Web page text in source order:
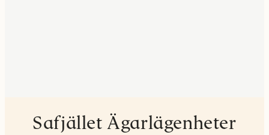
Safjället Ägarlägenheter